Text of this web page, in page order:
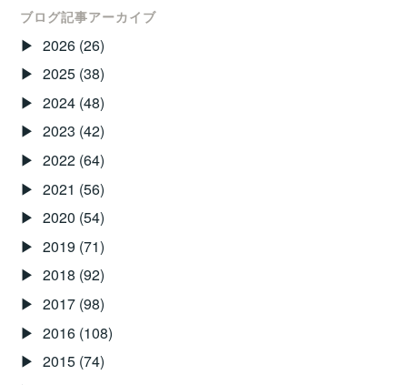
で
業
を
行
っ
て
り
ま
す！！
ブログ記事アーカイブ
2026 (26)
2025 (38)
2024 (48)
2023 (42)
2022 (64)
2021 (56)
2020 (54)
2019 (71)
2018 (92)
2017 (98)
2016 (108)
2015 (74)